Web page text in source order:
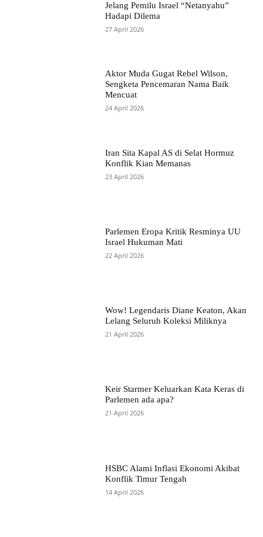
Jelang Pemilu Israel “Netanyahu”
Hadapi Dilema
27 April 2026
Aktor Muda Gugat Rebel Wilson,
Sengketa Pencemaran Nama Baik
Mencuat
24 April 2026
Iran Sita Kapal AS di Selat Hormuz
Konflik Kian Memanas
23 April 2026
Parlemen Eropa Kritik Resminya UU
Israel Hukuman Mati
22 April 2026
Wow! Legendaris Diane Keaton, Akan
Lelang Seluruh Koleksi Miliknya
21 April 2026
Keir Starmer Keluarkan Kata Keras di
Parlemen ada apa?
21 April 2026
HSBC Alami Inflasi Ekonomi Akibat
Konflik Timur Tengah
14 April 2026